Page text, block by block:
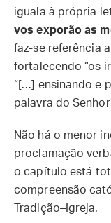
iguala à própria
vos exporão as
faz-se referência
fortalecendo “os
“[…] ensinando e
palavra do
Não há o menor
proclamação
o capítulo está
compreensão
Tradição–Igreja.